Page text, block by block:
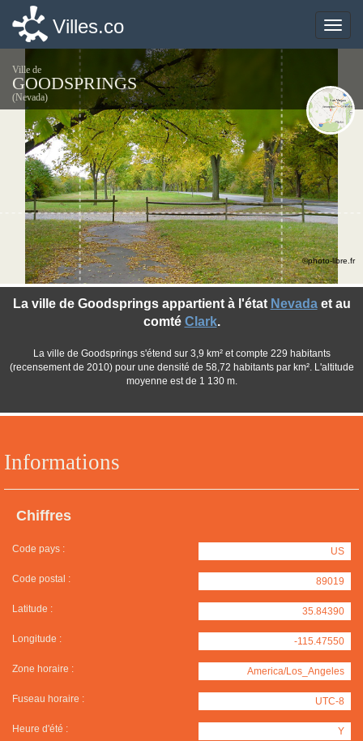
Toggle
Villes.co
Ville de
GOODSPRINGS
(Nevada)
Informations
Chiffres
Code pays : US
Code postal : 89019
Latitude : 35.84390
Longitude : -115.47550
Zone horaire : America/Los_Angeles
Fuseau horaire : UTC-8
Heure d'été : Y
La ville de Goodsprings appartient à l'état Nevadaet au
comté Clark.
La ville de Goodsprings s'étend sur 3,9 km² et compte 229 habitants
(recensement de 2010) pour une densité de 58,72 habitants par km². L'altitude
moyenne est de 1 130 m.
©photo-libre.fr
Toggle
Villes.co